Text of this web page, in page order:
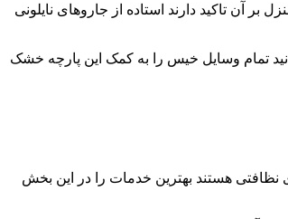
آن تاکید دارند استاده از جاروهای نایلونی
تمام وسایل خیس را به کمک این پارچه خشک
هستند بهترین خدمات را در این بخش